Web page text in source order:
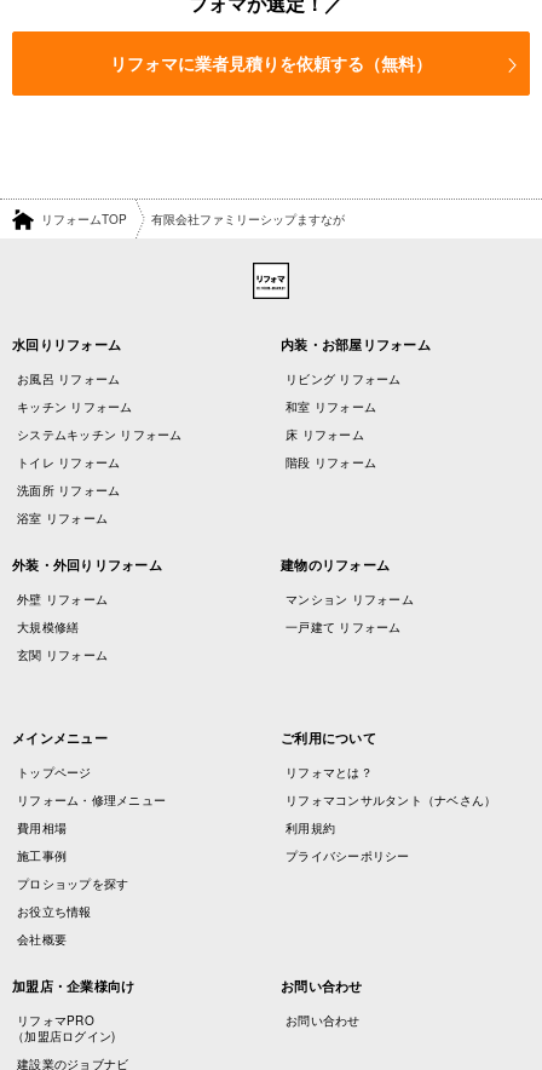
リフォマに業者見積りを依頼する（無料）
リフォームTOP 有限会社ファミリーシップますなが
水回りリフォーム
お風呂 リフォーム
キッチン リフォーム
システムキッチン リフォーム
トイレ リフォーム
洗面所 リフォーム
浴室 リフォーム
内装・お部屋リフォーム
リビング リフォーム
和室 リフォーム
床 リフォーム
階段 リフォーム
外装・外回りリフォーム
外壁 リフォーム
大規模修繕
玄関 リフォーム
建物のリフォーム
マンション リフォーム
一戸建て リフォーム
メインメニュー
トップページ
リフォーム・修理メニュー
費用相場
施工事例
プロショップを探す
お役立ち情報
会社概要
ご利用について
リフォマとは？
リフォマコンサルタント（ナベさん）
利用規約
プライバシーポリシー
加盟店・企業様向け
リフォマPRO
（加盟店ログイン)
建設業のジョブナビ
お問い合わせ
お問い合わせ